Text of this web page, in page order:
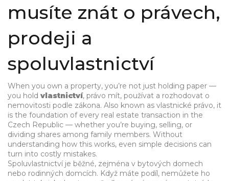
musíte znát o právech,
prodeji a
spoluvlastnictví
When you own a property, you’re not just holding paper —
you hold vlastnictví, právo mít, používat a rozhodovat o
nemovitosti podle zákona. Also known as vlastnické právo, it
is the foundation of every real estate transaction in the
Czech Republic — whether you’re buying, selling, or
dividing shares among family members. Without
understanding how this works, even simple decisions can
turn into costly mistakes.
Spoluvlastnictví je běžné, zejména v bytových domech
nebo rodinných domcích. Když máte podíl, nemůžete ho